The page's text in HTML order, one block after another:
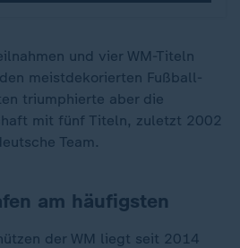
und vier WM-Titeln
meistdekorierten Fußball-
triumphierte aber die
mit fünf Titeln, zuletzt 2002
Team.
am häufigsten
der WM liegt seit 2014